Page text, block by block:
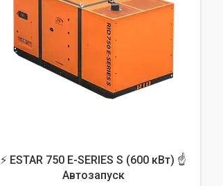
⚡ ESTAR 750 E-SERIES S (600 кВт) ☝
Автозапуск